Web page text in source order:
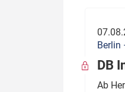
Berlin
DB
Ab